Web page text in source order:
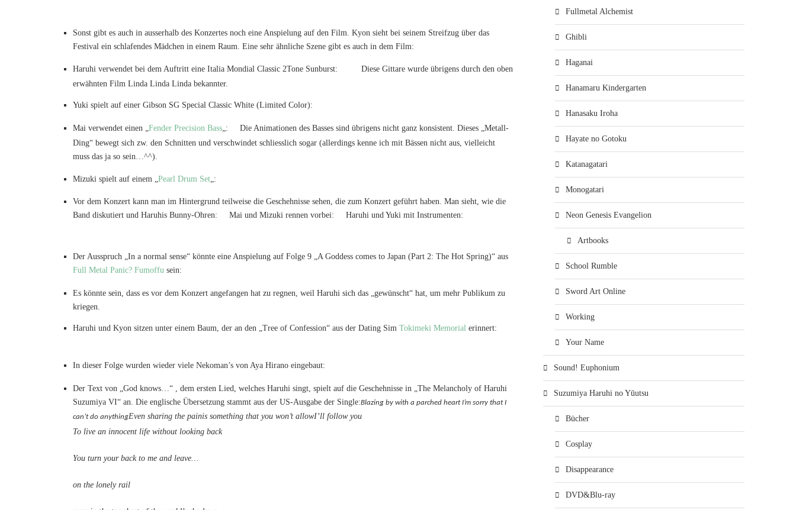
Sonst gibt es auch in ausserhalb des Konzertes noch eine Anspielung auf den Film. Kyon sieht bei seinem Streifzug über das
Festival ein schlafendes Mädchen in einem Raum. Eine sehr ähnliche Szene gibt es auch in dem Film:
Haruhi verwendet bei dem Auftritt eine Italia Mondial Classic 2Tone Sunburst:
Diese Gittare wurde übrigens durch den oben
erwähnten Film Linda Linda Linda bekannter.
Yuki spielt auf einer Gibson SG Special Classic White (Limited Color):
Mai verwendet einen „ Fender Precision Bass „:
Die Animationen des Basses sind übrigens nicht ganz konsistent. Dieses „Metall-
Ding“ bewegt sich zw. den Schnitten und verschwindet schliesslich sogar (allerdings kenne ich mit Bässen nicht aus, vielleicht
muss das ja so sein…^^).
Mizuki spielt auf einem „ Pearl Drum Set „:
Vor dem Konzert kann man im Hintergrund teilweise die Geschehnisse sehen, die zum Konzert geführt haben. Man sieht, wie die
Band diskutiert und Haruhis Bunny-Ohren:
Mai und Mizuki rennen vorbei: Haruhi und Yuki mit Instrumenten:
Der Ausspruch „In a normal sense“ könnte eine Anspielung auf Folge 9 „A Goddess comes to Japan (Part 2: The Hot Spring)“ aus
Full Metal Panic? Fumoffu sein:
Es könnte sein, dass es vor dem Konzert angefangen hat zu regnen, weil Haruhi sich das „gewünscht“ hat, um mehr Publikum zu
kriegen.
Haruhi und Kyon sitzen unter einem Baum, der an den „Tree of Confession“ aus der Dating Sim Tokimeki Memorial erinnert:
In dieser Folge wurden wieder viele Nekoman’s von Aya Hirano eingebaut:
Der Text von „God knows…“ , dem ersten Lied, welches Haruhi singt, spielt auf die Geschehnisse in „The Melancholy of Haruhi
Suzumiya VI“ an. Die englische Übersetzung stammt aus der US-Ausgabe der Single:Blazing by with a parched heartI’m sorry that I
can’t do anythingEven sharing the painis something that you won’t allowI’ll follow you
To live an innocent life without looking back
You turn your back to me and leave…
on the lonely rail
Fullmetal Alchemist
Ghibli
Haganai
Hanamaru Kindergarten
Hanasaku Iroha
Hayate no Gotoku
Katanagatari
Monogatari
Neon Genesis Evangelion
Artbooks
School Rumble
Sword Art Online
Working
Your Name
Sound! Euphonium
Suzumiya Haruhi no Yūutsu
Bücher
Cosplay
Disappearance
DVD&Blu-ray